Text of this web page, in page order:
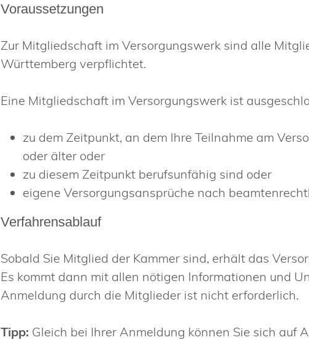
Voraussetzungen
Zur Mitgliedschaft im Versorgungswerk sind alle
Württemberg verpflichtet.
Eine Mitgliedschaft im Versorgungswerk ist
zu dem Zeitpunkt, an dem Ihre Teilnahme am
oder älter oder
zu diesem Zeitpunkt berufsunfähig sind oder
eigene Versorgungsansprüche nach
Verfahrensablauf
Sobald Sie Mitglied der Kammer sind, erhält das
Es kommt dann mit allen nötigen Informationen und
Anmeldung durch die Mitglieder ist nicht erforderlich.
Tipp: Gleich bei Ihrer Anmeldung können Sie sich auf